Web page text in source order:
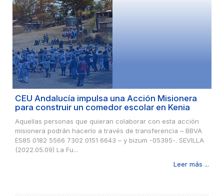
CEU Andalucía impulsa una Acción Misionera
para construir un comedor escolar en Kenia
Aquellas personas que quieran colaborar con esta acción
misionera podrán hacerlo a través de transferencia – BBVA
ES85 0182 5566 7302 0151 6643 – y bizum -05395-. SEVILLA
(2022.05.09) La Fu...
Leer más ...